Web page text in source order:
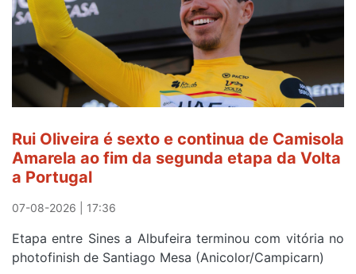
gaiense
Rui
Oliveira
após
quinto
lugar
Beja
e
Elvas
Rui Oliveira é sexto e continua de Camisola
Amarela ao fim da segunda etapa da Volta
a Portugal
07-08-2026 | 17:36
Etapa entre Sines a Albufeira terminou com vitória no
photofinish de Santiago Mesa (Anicolor/Campicarn)